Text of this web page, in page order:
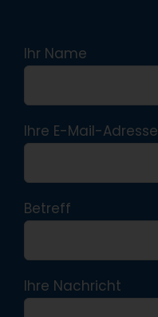
Ihr Name
Ihre E-Mail-Adresse
Betreff
Ihre Nachricht